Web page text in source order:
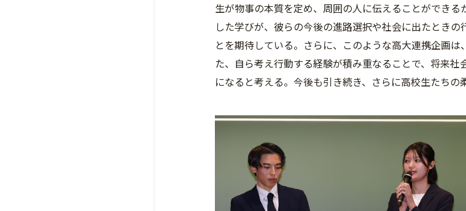
生が物事の本質を定め、周囲の人に伝えることができ
した学びが、彼らの今後の進路選択や社会に出たとき
とを期待している。さらに、このような高大連携企画
た、自ら考え行動する経験が積み重なることで、将来
になると考える。今後も引き続き、さらに高校生たちの